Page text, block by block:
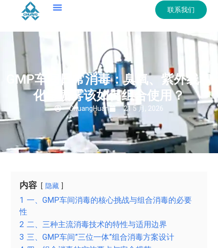
联系我们
GMP车间日常消毒：臭氧、紫外线和
化学喷雾该如何组合使用？
ChuangHuan 21 5 月, 2026
内容 隐藏
1 一、GMP车间消毒的核心挑战与组合消毒的必要
性
2 二、三种主流消毒技术的特性与适用边界
3 三、GMP车间”三位一体”组合消毒方案设计